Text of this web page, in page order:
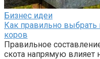
Бизнес идеи
Как правильно
коров
Правильное
скота напрямую влияет